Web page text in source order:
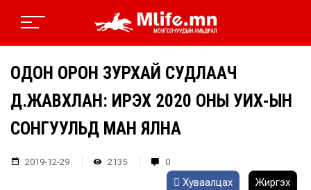
ОДОН ОРОН ЗУРХАЙ СУДЛААЧ
Д.ЖАВХЛАН: ИРЭХ 2020 ОНЫ УИХ-ЫН
СОНГУУЛЬД МАН ЯЛНА
2019-12-29 2135 0
Хуваалцах Жиргэх